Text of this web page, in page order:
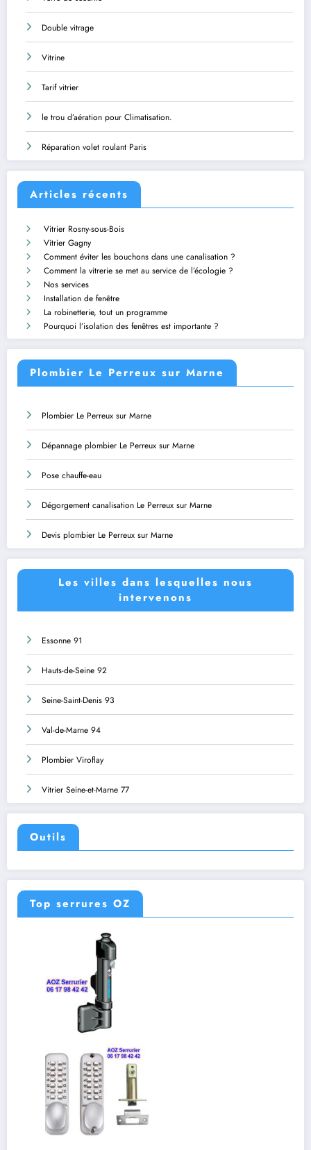
Double vitrage
Vitrine
Tarif vitrier
le trou d’aération pour Climatisation.
Réparation volet roulant Paris
Articles récents
Vitrier Rosny-sous-Bois
Vitrier Gagny
Comment éviter les bouchons dans une canalisation ?
Comment la vitrerie se met au service de l’écologie ?
Nos services
Installation de fenêtre
La robinetterie, tout un programme
Pourquoi l’isolation des fenêtres est importante ?
Plombier Le Perreux sur Marne
Plombier Le Perreux sur Marne
Dépannage plombier Le Perreux sur Marne
Pose chauffe-eau
Dégorgement canalisation Le Perreux sur Marne
Devis plombier Le Perreux sur Marne
Les villes dans lesquelles nous
intervenons
Essonne 91
Hauts-de-Seine 92
Seine-Saint-Denis 93
Val-de-Marne 94
Plombier Viroflay
Vitrier Seine-et-Marne 77
Outils
Top serrures OZ